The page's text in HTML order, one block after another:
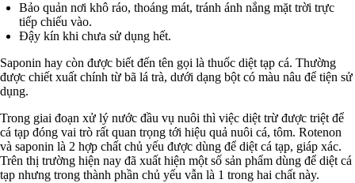
Bảo quản nơi khô ráo, thoáng mát, tránh ánh nắng mặt trời trực
tiếp chiếu vào.
Đậy kín khi chưa sử dụng hết.
Saponin hay còn được biết đến tên gọi là thuốc diệt tạp cá. Thường
được chiết xuất chính từ bã lá trà, dưới dạng bột có màu nâu để tiện sử
dụng.
Trong giai đoạn xử lý nước đầu vụ nuôi thì việc diệt trừ được triệt để
cá tạp đóng vai trò rất quan trọng tới hiệu quả nuôi cá, tôm. Rotenon
và saponin là 2 hợp chất chủ yếu được dùng để diệt cá tạp, giáp xác.
Trên thị trường hiện nay đã xuất hiện một số sản phẩm dùng để diệt cá
tạp nhưng trong thành phần chủ yếu vẫn là 1 trong hai chất này.